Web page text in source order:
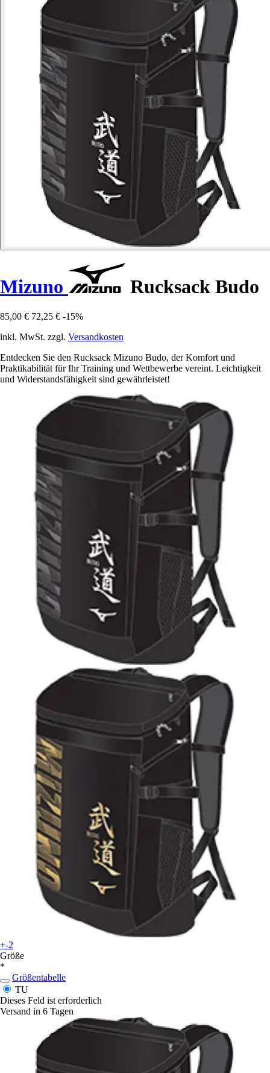
Mizuno Rucksack Budo
85,00 € 72,25 € -15%
inkl. MwSt. zzgl. Versandkosten
Entdecken Sie den Rucksack Mizuno Budo, der Komfort und
Praktikabilität für Ihr Training und Wettbewerbe vereint. Leichtigkeit
und Widerstandsfähigkeit sind gewährleistet!
+-2
Größe
*
Größentabelle
TU
Dieses Feld ist erforderlich
Versand in 6 Tagen